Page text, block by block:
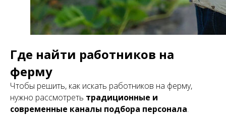
Где найти работников на
ферму
Чтобы решить, как искать работников на ферму,
нужно рассмотреть традиционные и
современные каналы подбора персонала.